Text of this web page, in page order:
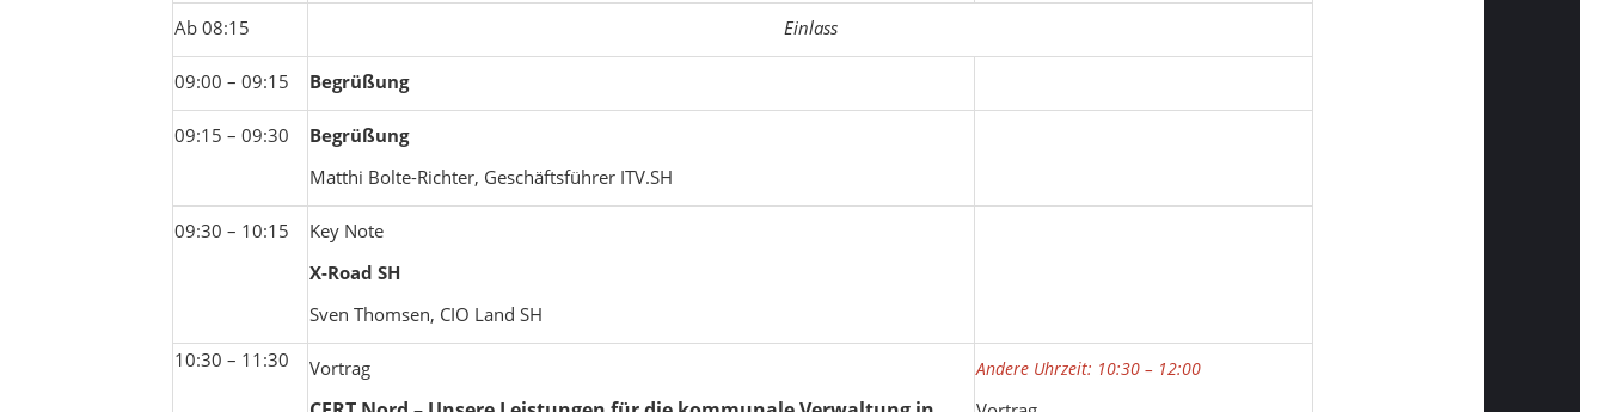
Ab 08:15 Einlass
09:00 – 09:15 Begrüßung
09:15 – 09:30
Begrüßung
Matthi Bolte-Richter, Geschäftsführer ITV.SH
09:30 – 10:15
Key Note
X-Road SH
Sven Thomsen, CIO Land SH
10:30 – 11:30
Vortrag Andere Uhrzeit: 10:30 – 12:00